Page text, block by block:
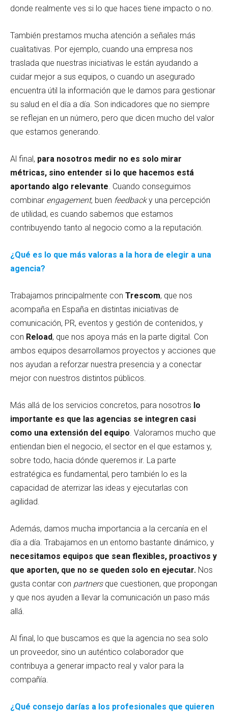
donde realmente ves si lo que haces tiene impacto o no.
También prestamos mucha atención a señales más
cualitativas. Por ejemplo, cuando una empresa nos
traslada que nuestras iniciativas le están ayudando a
cuidar mejor a sus equipos, o cuando un asegurado
encuentra útil la información que le damos para gestionar
su salud en el día a día. Son indicadores que no siempre
se reflejan en un número, pero que dicen mucho del valor
que estamos generando.
Al final, para nosotros medir no es solo mirar
métricas, sino entender si lo que hacemos está
aportando algo relevante . Cuando conseguimos
combinar engagement, buen feedbacky una percepción
de utilidad, es cuando sabemos que estamos
contribuyendo tanto al negocio como a la reputación.
¿Qué es lo que más valoras a la hora de elegir a una
agencia?
Trabajamos principalmente con Trescom, que nos
acompaña en España en distintas iniciativas de
comunicación, PR, eventos y gestión de contenidos, y
con Reload, que nos apoya más en la parte digital. Con
ambos equipos desarrollamos proyectos y acciones que
nos ayudan a reforzar nuestra presencia y a conectar
mejor con nuestros distintos públicos.
Más allá de los servicios concretos, para nosotros lo
importante es que las agencias se integren casi
como una extensión del equipo . Valoramos mucho que
entiendan bien el negocio, el sector en el que estamos y,
sobre todo, hacia dónde queremos ir. La parte
estratégica es fundamental, pero también lo es la
capacidad de aterrizar las ideas y ejecutarlas con
agilidad.
Además, damos mucha importancia a la cercanía en el
día a día. Trabajamos en un entorno bastante dinámico, y
necesitamos equipos que sean flexibles, proactivos y
que aporten, que no se queden solo en ejecutar. Nos
gusta contar con partnersque cuestionen, que propongan
y que nos ayuden a llevar la comunicación un paso más
allá.
Al final, lo que buscamos es que la agencia no sea solo
un proveedor, sino un auténtico colaborador que
contribuya a generar impacto real y valor para la
compañía.
¿Qué consejo darías a los profesionales que quieren